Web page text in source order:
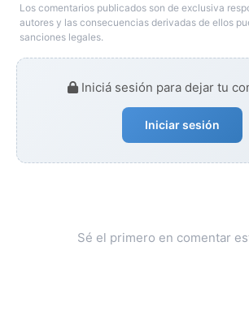
Los comentarios publicados son de exclusiva
autores y las consecuencias derivadas de ellos
sanciones legales.
Iniciá sesión para dejar tu
Iniciar sesión
Sé el primero en comentar